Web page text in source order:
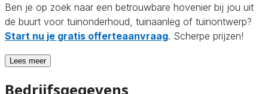
Ben je op zoek naar een betrouwbare hovenier bij jou uit
de buurt voor tuinonderhoud, tuinaanleg of tuinontwerp?
Start nu je gratis offerteaanvraag. Scherpe prijzen!
Lees meer
Bedrijfsgegevens